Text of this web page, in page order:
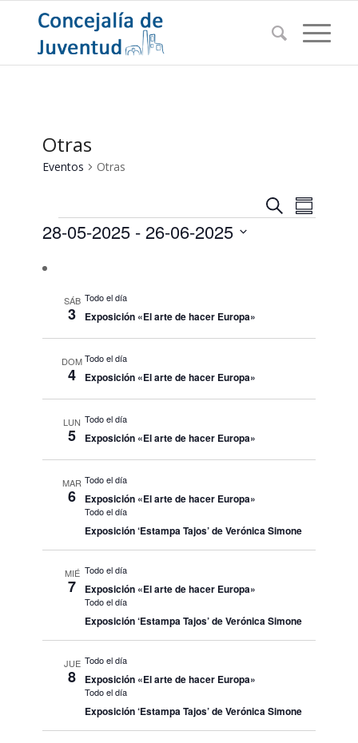
Otras
Eventos Otras
Eventos
Buscar
de
Resumen
Eventos
28-05-2025 - 26-06-2025
fecha.
SÁB
3
Todo el día
Exposición «El arte de hacer Europa»
DOM
4
Todo el día
Exposición «El arte de hacer Europa»
LUN
5
Todo el día
Exposición «El arte de hacer Europa»
MAR
6
Todo el día
Exposición «El arte de hacer Europa»
Todo el día
Exposición ‘Estampa Tajos’ de Verónica Simone
MIÉ
7
Todo el día
Exposición «El arte de hacer Europa»
Todo el día
Exposición ‘Estampa Tajos’ de Verónica Simone
JUE
8
Todo el día
Exposición «El arte de hacer Europa»
Todo el día
Exposición ‘Estampa Tajos’ de Verónica Simone